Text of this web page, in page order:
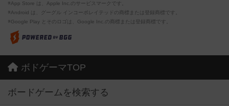
※App Store は、Apple Inc.のサービスマークです。
※Android は、グーグル インコーポレイテッドの商標または登録商標です。
※Google Play とそのロゴは、Google Inc.の商標または登録商標です。
ボドゲーマTOP
ボードゲームを検索する